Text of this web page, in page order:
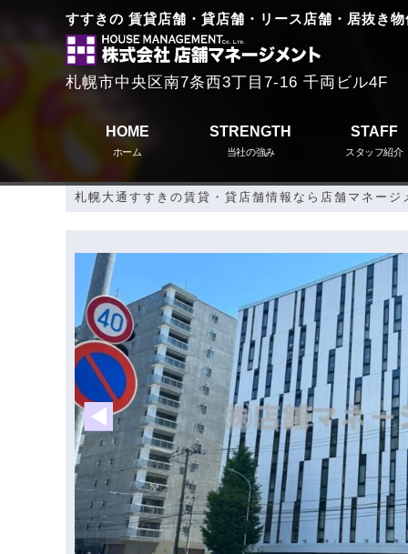
すすきの 賃貸店舗・貸店舗・リース店舗・居抜き
札幌市中央区南7条西3丁目7-16 千両ビル4F
HOME
ホーム
STRENGTH
当社の強み
STAFF
スタッフ紹介
札幌大通すすきの賃貸・貸店舗情報なら店舗マネージ